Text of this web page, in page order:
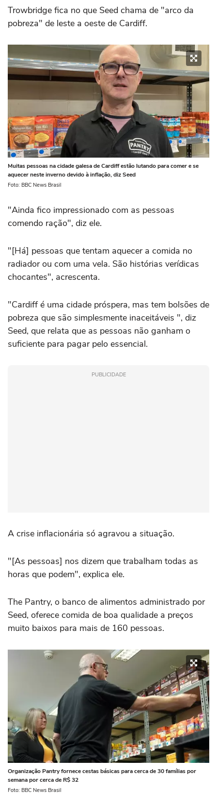
Trowbridge fica no que Seed chama de "arco da
pobreza" de leste a oeste de Cardiff.
Muitas pessoas na cidade galesa de Cardiff estão lutando para comer e se
aquecer neste inverno devido à inflação, diz Seed
Foto: BBC News Brasil
"Ainda fico impressionado com as pessoas
comendo ração", diz ele.
"[Há] pessoas que tentam aquecer a comida no
radiador ou com uma vela. São histórias verídicas
chocantes", acrescenta.
"Cardiff é uma cidade próspera, mas tem bolsões de
pobreza que são simplesmente inaceitáveis ", diz
Seed, que relata que as pessoas não ganham o
suficiente para pagar pelo essencial.
PUBLICIDADE
A crise inflacionária só agravou a situação.
"[As pessoas] nos dizem que trabalham todas as
horas que podem", explica ele.
The Pantry, o banco de alimentos administrado por
Seed, oferece comida de boa qualidade a preços
muito baixos para mais de 160 pessoas.
Organização Pantry fornece cestas básicas para cerca de 30 famílias por
semana por cerca de R$ 32
Foto: BBC News Brasil